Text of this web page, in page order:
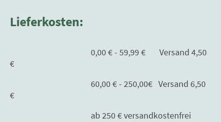
Lieferkosten:
0,00 € - 59,99 € Versand 4,50
€
60,00 € - 250,00€ Versand 6,50
€
ab 250 € versandkostenfrei